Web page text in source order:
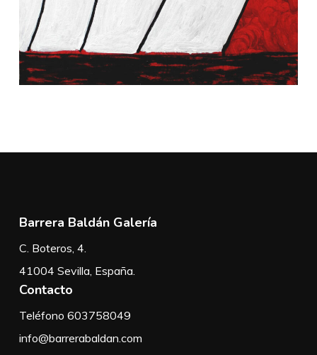
Barrera Baldán Galería
C. Boteros, 4.
41004 Sevilla, España.
Contacto
Teléfono 603758049
info@barrerabaldan.com